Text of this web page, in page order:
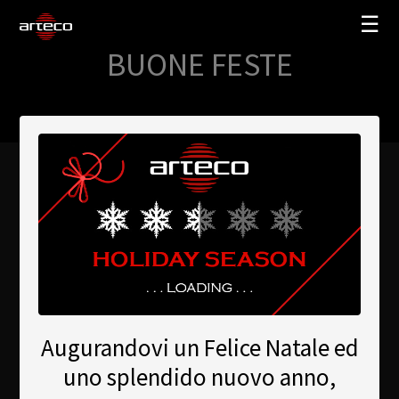
☰
acquistare
SOLUZIONI
AZIENDA
TRAINING
PARTNERS
NEWS
SUPPORTO
BUONE FESTE
Augurandovi un Felice Natale ed
uno splendido nuovo anno,